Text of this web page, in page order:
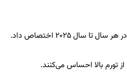
تورم بالا احساس می‌کنند.